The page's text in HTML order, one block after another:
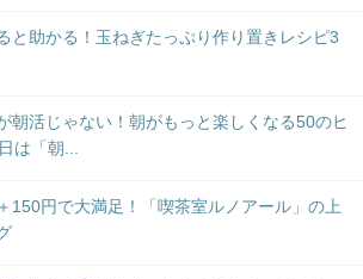
と助かる！玉ねぎたっぷり作り置きレシピ3
朝活じゃない！朝がもっと楽しくなる50のヒ
は「朝...
150円で大満足！「喫茶室ルノアール」の上